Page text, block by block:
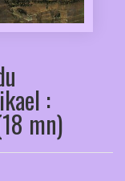
:
mn)